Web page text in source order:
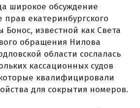
широкое обсуждение
екатеринбургского
Бонос, известной как Света
обращения Нилова
области сослалась
кассационных судов
квалифицировали
для сокрытия номеров.